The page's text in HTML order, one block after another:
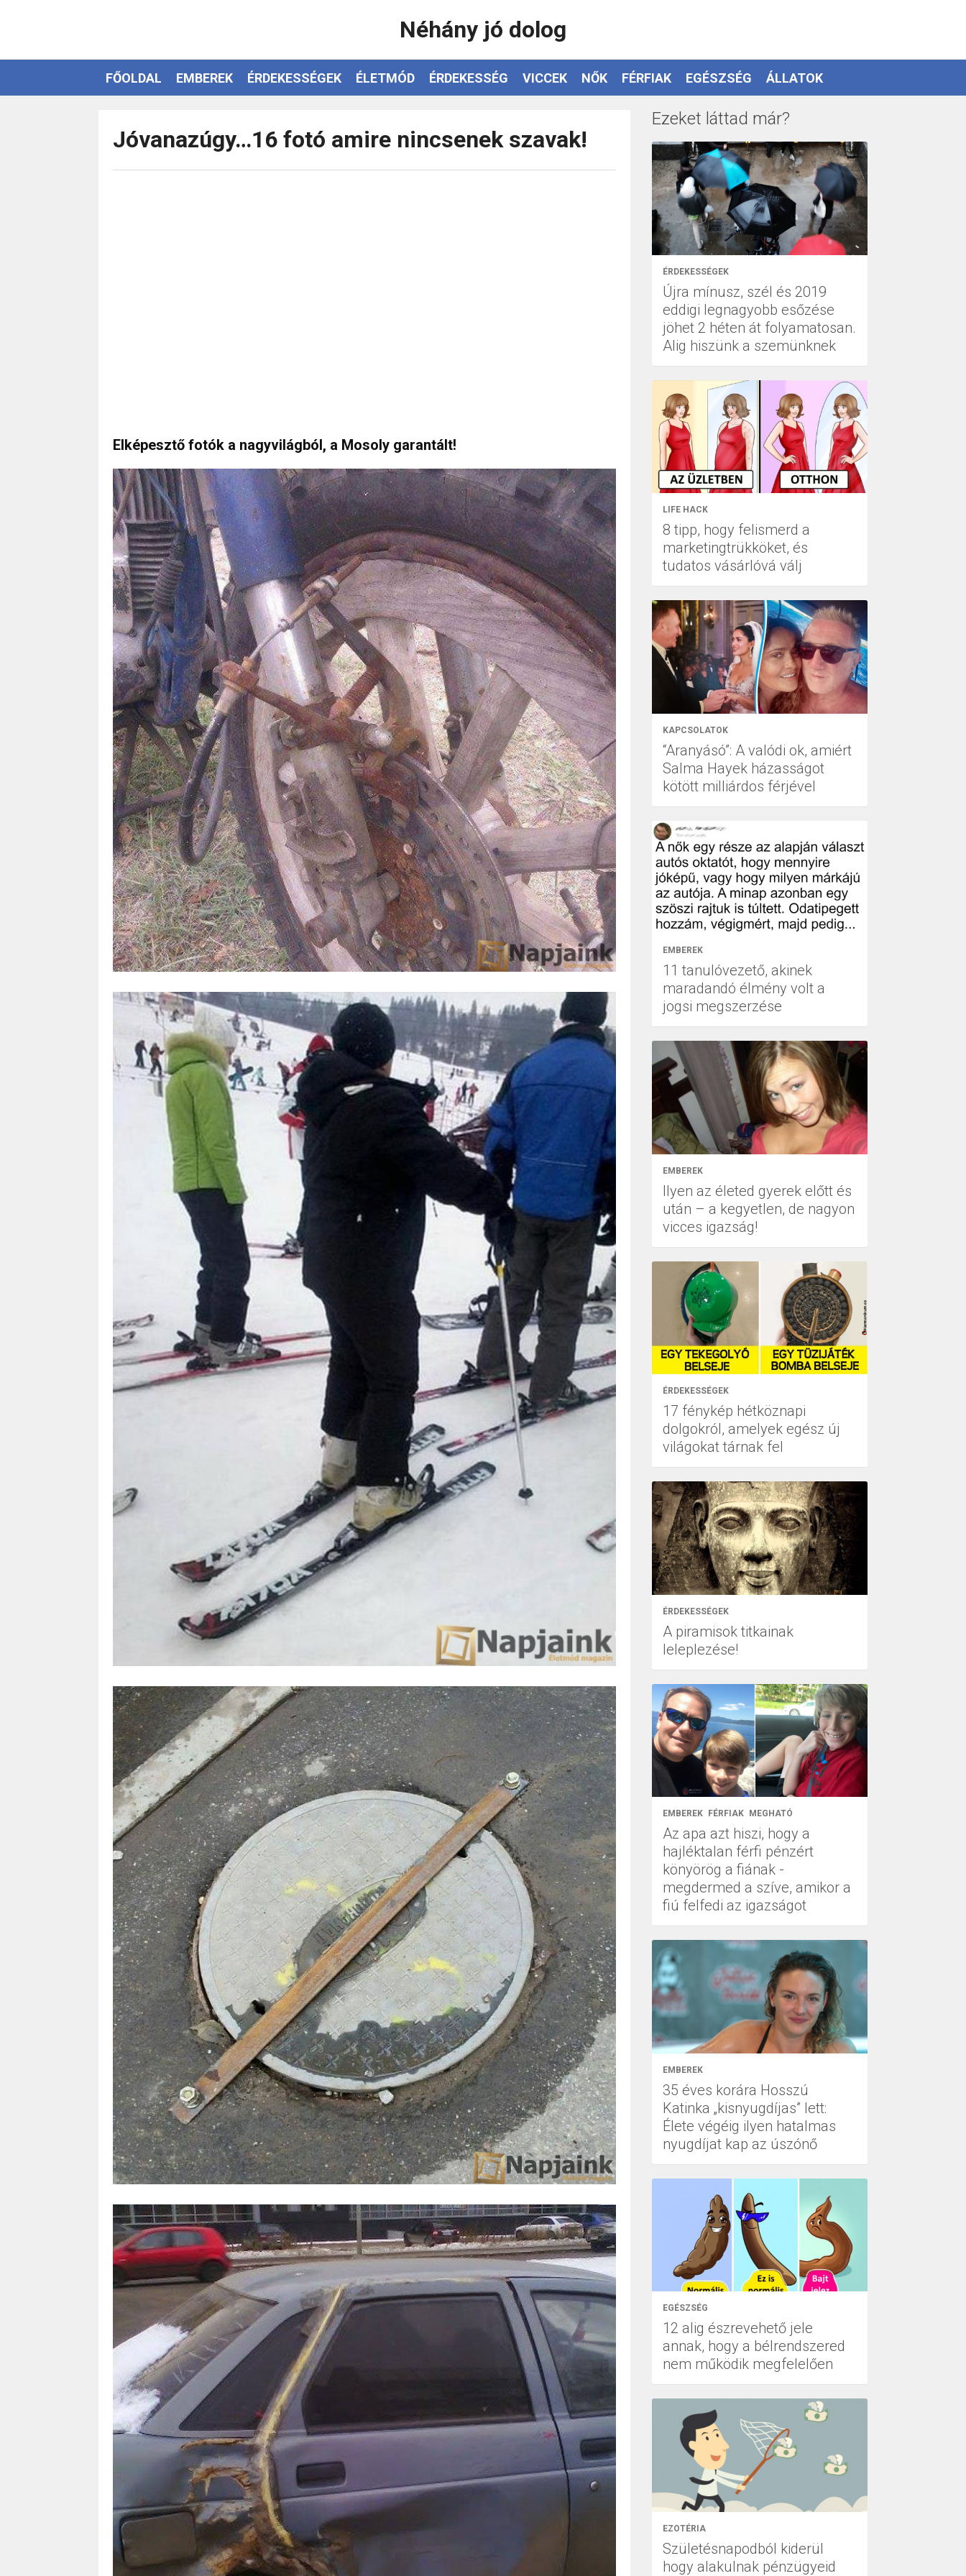
Néhány jó dolog
FŐOLDAL EMBEREK ÉRDEKESSÉGEK ÉLETMÓD ÉRDEKESSÉG VICCEK NŐK FÉRFIAK EGÉSZSÉG ÁLLATOK
Jóvanazúgy…16 fotó amire nincsenek szavak!
Elképesztő fotók a nagyvilágból, a Mosoly garantált!
Ezeket láttad már?
ÉRDEKESSÉGEK
Újra mínusz, szél és 2019
eddigi legnagyobb esőzése
jöhet 2 héten át folyamatosan.
Alig hiszünk a szemünknek
LIFE HACK
8 tipp, hogy felismerd a
marketingtrükköket, és
tudatos vásárlóvá válj
KAPCSOLATOK
“Aranyásó”: A valódi ok, amiért
Salma Hayek házasságot
kötött milliárdos férjével
EMBEREK
11 tanulóvezető, akinek
maradandó élmény volt a
jogsi megszerzése
EMBEREK
Ilyen az életed gyerek előtt és
után – a kegyetlen, de nagyon
vicces igazság!
ÉRDEKESSÉGEK
17 fénykép hétköznapi
dolgokról, amelyek egész új
világokat tárnak fel
ÉRDEKESSÉGEK
A piramisok titkainak
leleplezése!
EMBEREK FÉRFIAK MEGHATÓ
Az apa azt hiszi, hogy a
hajléktalan férfi pénzért
könyörög a fiának -
megdermed a szíve, amikor a
fiú felfedi az igazságot
EMBEREK
35 éves korára Hosszú
Katinka „kisnyugdíjas” lett:
Élete végéig ilyen hatalmas
nyugdíjat kap az úszónő
EGÉSZSÉG
12 alig észrevehető jele
annak, hogy a bélrendszered
nem működik megfelelően
EZOTÉRIA
Születésnapodból kiderül
hogy alakulnak pénzügyeid